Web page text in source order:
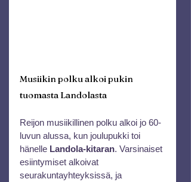
Musiikin polku alkoi pukin
tuomasta Landolasta
Reijon musiikillinen polku alkoi jo 60-
luvun alussa, kun joulupukki toi
hänelle Landola-kitaran. Varsinaiset
esiintymiset alkoivat
seurakuntayhteyksissä, ja